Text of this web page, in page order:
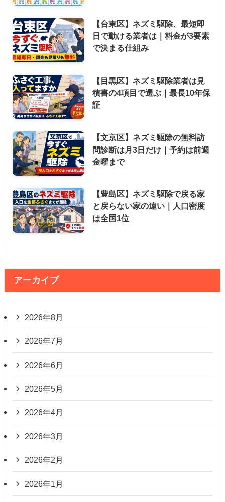
【台東区】ネズミ駆除、最短即
日で動ける業者は｜料金が3要素
で決まる仕組み
【目黒区】ネズミ駆除業者は見
積書の4項目で選ぶ｜最長10年保
証
【文京区】ネズミ駆除の無料訪
問診断は月3日だけ｜予約は前週
金曜まで
【豊島区】ネズミ駆除で戻る家
と戻らない家の違い｜人口密度
は全国1位
アーカイブ
2026年8月
2026年7月
2026年6月
2026年5月
2026年4月
2026年3月
2026年2月
2026年1月